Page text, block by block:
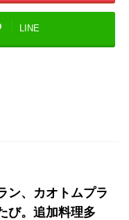
LINE
ン、カオトムプラ
び。追加料理多